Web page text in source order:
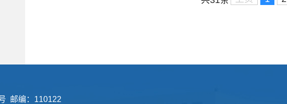
邮编：110122